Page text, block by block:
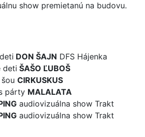
show premietanú na budovu.
DON ŠAJN DFS Hájenka
deti ŠAŠO ĽUBOŠ
CIRKUSKUS
párty MALALATA
audiovizuálna show Trakt
audiovizuálna show Trakt